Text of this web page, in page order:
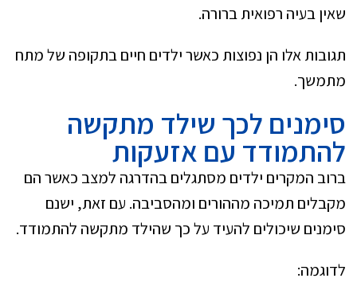
שאין בעיה רפואית ברורה.
תגובות אלו הן נפוצות כאשר ילדים חיים בתקופה של מתח
מתמשך.
סימנים לכך שילד מתקשה
להתמודד עם אזעקות
ברוב המקרים ילדים מסתגלים בהדרגה למצב כאשר הם
מקבלים תמיכה מההורים ומהסביבה. עם זאת, ישנם
סימנים שיכולים להעיד על כך שהילד מתקשה להתמודד.
לדוגמה: